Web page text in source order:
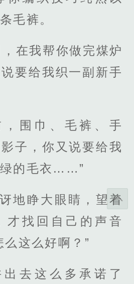
毛裤。
在我帮你做完煤炉
要给我织一副新手
围巾、毛裤、手
子，你又说要给我
的毛衣……”
地睁大眼睛，望着
才找回自己的声音
么这么好啊？”
去这么多承诺了